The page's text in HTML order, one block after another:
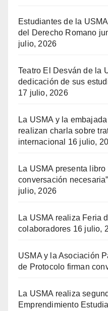
Estudiantes de la
del Derecho Romano
julio, 2026
Teatro El Desván de la
dedicación de sus
17 julio, 2026
La USMA y la
realizan charla sobre
internacional
16 julio,
La USMA presenta
conversación
julio, 2026
La USMA realiza Feria
colaboradores 16 julio,
USMA y la Asociación
de Protocolo firman
La USMA realiza
Emprendimiento